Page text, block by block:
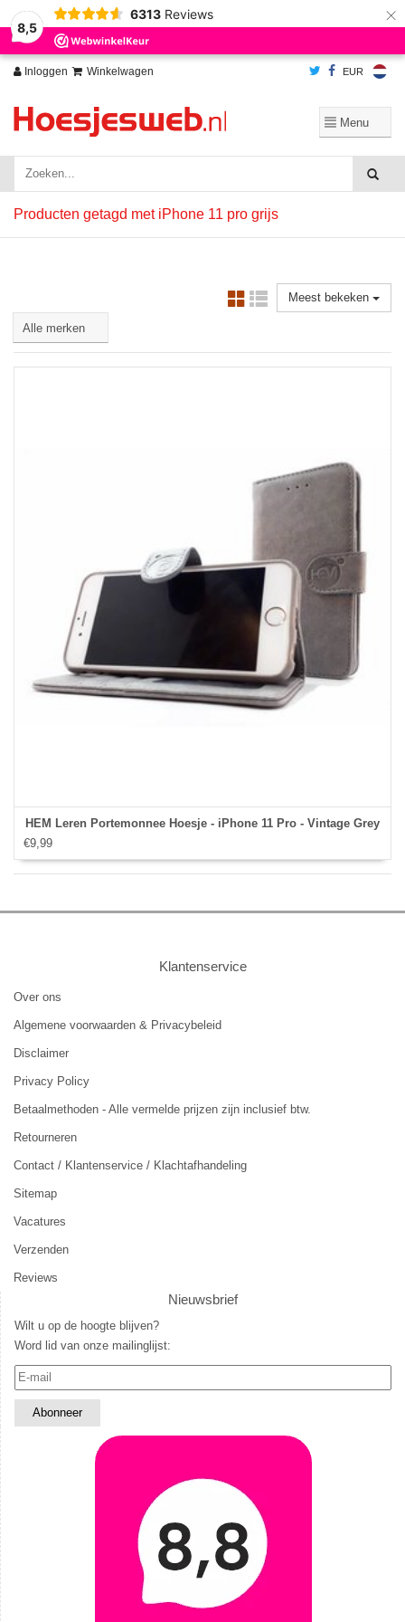
8,5
6313 Reviews ×
Inloggen Winkelwagen EUR
Producten getagd met iPhone 11 pro grijs
Meest bekeken
HEM Leren Portemonnee Hoesje - iPhone 11 Pro - Vintage Grey
€9,99
Klantenservice
Over ons
Algemene voorwaarden & Privacybeleid
Disclaimer
Privacy Policy
Betaalmethoden - Alle vermelde prijzen zijn inclusief btw.
Retourneren
Contact / Klantenservice / Klachtafhandeling
Sitemap
Vacatures
Verzenden
Reviews
Nieuwsbrief
Wilt u op de hoogte blijven?
Word lid van onze mailinglijst:
Wij slaan cookies op om onze website te verbeteren. Is dat akkoord?
Ja
Nee